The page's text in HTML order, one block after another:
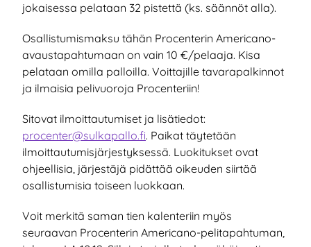
jokaisessa pelataan 32 pistettä (ks. säännöt alla).
Osallistumismaksu tähän Procenterin Americano-
avaustapahtumaan on vain 10 €/pelaaja. Kisa
pelataan omilla palloilla. Voittajille tavarapalkinnot
ja ilmaisia pelivuoroja Procenteriin!
Sitovat ilmoittautumiset ja lisätiedot:
procenter@sulkapallo.fi. Paikat täytetään
ilmoittautumisjärjestyksessä. Luokitukset ovat
ohjeellisia, järjestäjä pidättää oikeuden siirtää
osallistumisia toiseen luokkaan.
Voit merkitä saman tien kalenteriin myös
seuraavan Procenterin Americano-pelitapahtuman,